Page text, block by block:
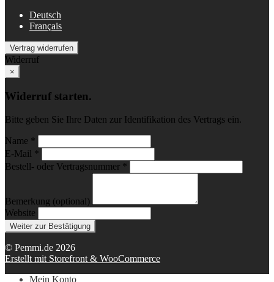
Deutsch
Français
Vertrag widerrufen
Widerruf
×
Widerruf starten.
Bitte geben Sie Ihre Daten zur Identifikation des Vertrags ein.
Name *
E-Mail *
Bestell- oder Vertragsnummer *
Bemerkung (optional)
Website
Weiter zur Bestätigung
© Pemmi.de 2026
Erstellt mit Storefront & WooCommerce
Mein Konto